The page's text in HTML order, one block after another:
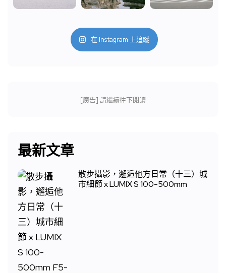
在 Instagram 上追蹤
[廣告] 請繼續往下閱讀
最新文章
散步攝影，邂逅他方日常（十三）城
市細節 x LUMIX S 100-500mm